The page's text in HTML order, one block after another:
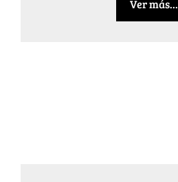
Ver más...